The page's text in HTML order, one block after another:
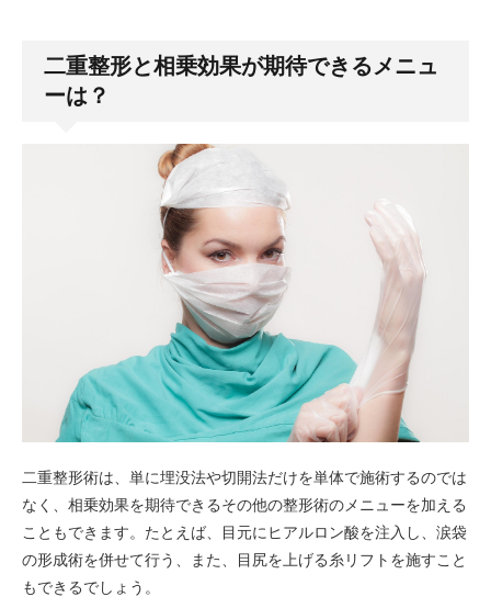
二重整形と相乗効果が期待できるメニュ
ーは？
二重整形術は、単に埋没法や切開法だけを単体で施術するのでは
なく、相乗効果を期待できるその他の整形術のメニューを加える
こともできます。たとえば、目元にヒアルロン酸を注入し、涙袋
の形成術を併せて行う、また、目尻を上げる糸リフトを施すこと
もできるでしょう。